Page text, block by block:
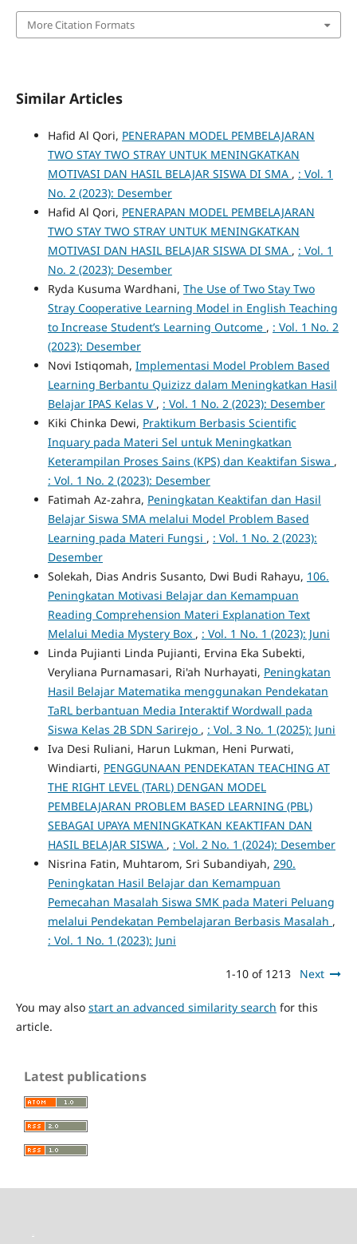
More Citation Formats
Similar Articles
Hafid Al Qori, PENERAPAN MODEL PEMBELAJARAN
TWO STAY TWO STRAY UNTUK MENINGKATKAN
MOTIVASI DAN HASIL BELAJAR SISWA DI SMA , : Vol. 1
No. 2 (2023): Desember
Hafid Al Qori, PENERAPAN MODEL PEMBELAJARAN
TWO STAY TWO STRAY UNTUK MENINGKATKAN
MOTIVASI DAN HASIL BELAJAR SISWA DI SMA , : Vol. 1
No. 2 (2023): Desember
Ryda Kusuma Wardhani, The Use of Two Stay Two
Stray Cooperative Learning Model in English Teaching
to Increase Student’s Learning Outcome , : Vol. 1 No. 2
(2023): Desember
Novi Istiqomah, Implementasi Model Problem Based
Learning Berbantu Quizizz dalam Meningkatkan Hasil
Belajar IPAS Kelas V , : Vol. 1 No. 2 (2023): Desember
Kiki Chinka Dewi, Praktikum Berbasis Scientific
Inquary pada Materi Sel untuk Meningkatkan
Keterampilan Proses Sains (KPS) dan Keaktifan Siswa ,
: Vol. 1 No. 2 (2023): Desember
Fatimah Az-zahra, Peningkatan Keaktifan dan Hasil
Belajar Siswa SMA melalui Model Problem Based
Learning pada Materi Fungsi , : Vol. 1 No. 2 (2023):
Desember
Solekah, Dias Andris Susanto, Dwi Budi Rahayu, 106.
Peningkatan Motivasi Belajar dan Kemampuan
Reading Comprehension Materi Explanation Text
Melalui Media Mystery Box , : Vol. 1 No. 1 (2023): Juni
Linda Pujianti Linda Pujianti, Ervina Eka Subekti,
Veryliana Purnamasari, Ri'ah Nurhayati, Peningkatan
Hasil Belajar Matematika menggunakan Pendekatan
TaRL berbantuan Media Interaktif Wordwall pada
Siswa Kelas 2B SDN Sarirejo , : Vol. 3 No. 1 (2025): Juni
Iva Desi Ruliani, Harun Lukman, Heni Purwati,
Windiarti, PENGGUNAAN PENDEKATAN TEACHING AT
THE RIGHT LEVEL (TARL) DENGAN MODEL
PEMBELAJARAN PROBLEM BASED LEARNING (PBL)
SEBAGAI UPAYA MENINGKATKAN KEAKTIFAN DAN
HASIL BELAJAR SISWA , : Vol. 2 No. 1 (2024): Desember
Nisrina Fatin, Muhtarom, Sri Subandiyah, 290.
Peningkatan Hasil Belajar dan Kemampuan
Pemecahan Masalah Siswa SMK pada Materi Peluang
melalui Pendekatan Pembelajaran Berbasis Masalah ,
: Vol. 1 No. 1 (2023): Juni
1-10 of 1213 Next
You may also start an advanced similarity search for this
article.
Latest publications